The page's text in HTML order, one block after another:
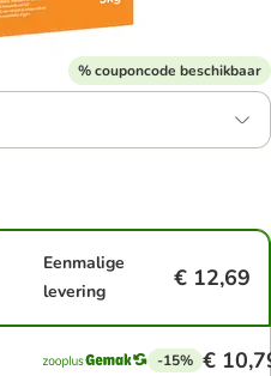
% couponcode beschikbaar
Eenmalige
levering
€ 12,69
-15% €